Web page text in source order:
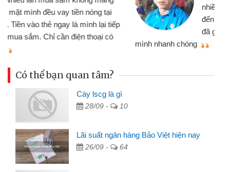
nhiều lúc cần vốn nhập hàng, nhờ biết
đến website qua bạn bè giới thiệu tôi
đã giải quyết được công việc của
Có thể bạn quan tâm?
Cày lscg là gì
28/09 - 10
Lãi suất ngân hàng Bảo Việt hiện nay
26/09 - 64